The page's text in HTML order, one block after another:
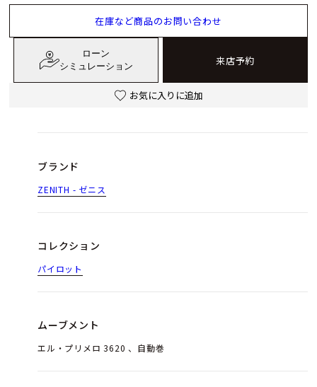
在庫など商品のお問い合わせ
ローン
シミュレーション
来店予約
お気に入りに追加
ブランド
ZENITH - ゼニス
コレクション
パイロット
ムーブメント
エル・プリメロ 3620 、自動巻